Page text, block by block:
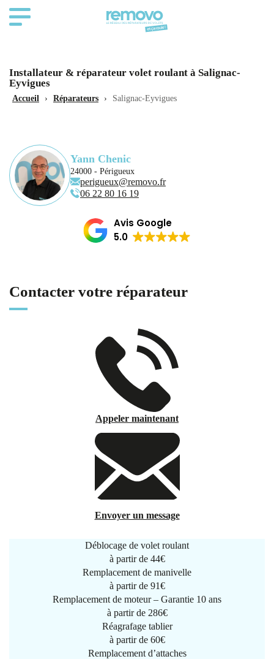
Installateur & réparateur volet roulant à Salignac-
Eyvigues
Accueil › Réparateurs › Salignac-Eyvigues
Yann Chenic
24000 - Périgueux
perigueux@removo.fr
06 22 80 16 19
Avis Google
5.0
Contacter votre réparateur
Appeler maintenant
Envoyer un message
Déblocage de volet roulant
à partir de 44€
Remplacement de manivelle
à partir de 91€
Remplacement de moteur – Garantie 10 ans
à partir de 286€
Réagrafage tablier
à partir de 60€
Remplacement d’attaches